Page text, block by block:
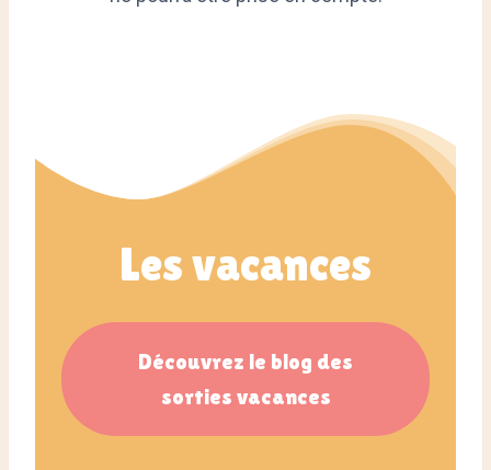
Les vacances
Découvrez le blog des
sorties vacances